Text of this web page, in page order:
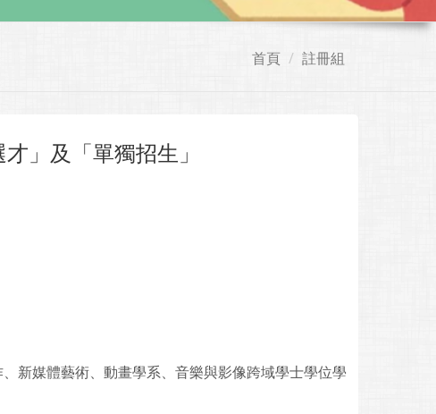
首頁 註冊組
」及「單獨招生」
新媒體藝術、動畫學系、音樂與影像跨域學士學位學